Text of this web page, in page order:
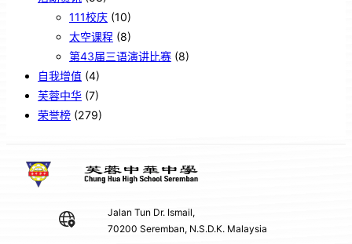
111校庆 (10)
太空课程 (8)
第43届三语演讲比赛 (8)
自我增值 (4)
芙蓉中华 (7)
荣誉榜 (279)
Jalan Tun Dr. Ismail,
70200 Seremban, N.S.D.K. Malaysia